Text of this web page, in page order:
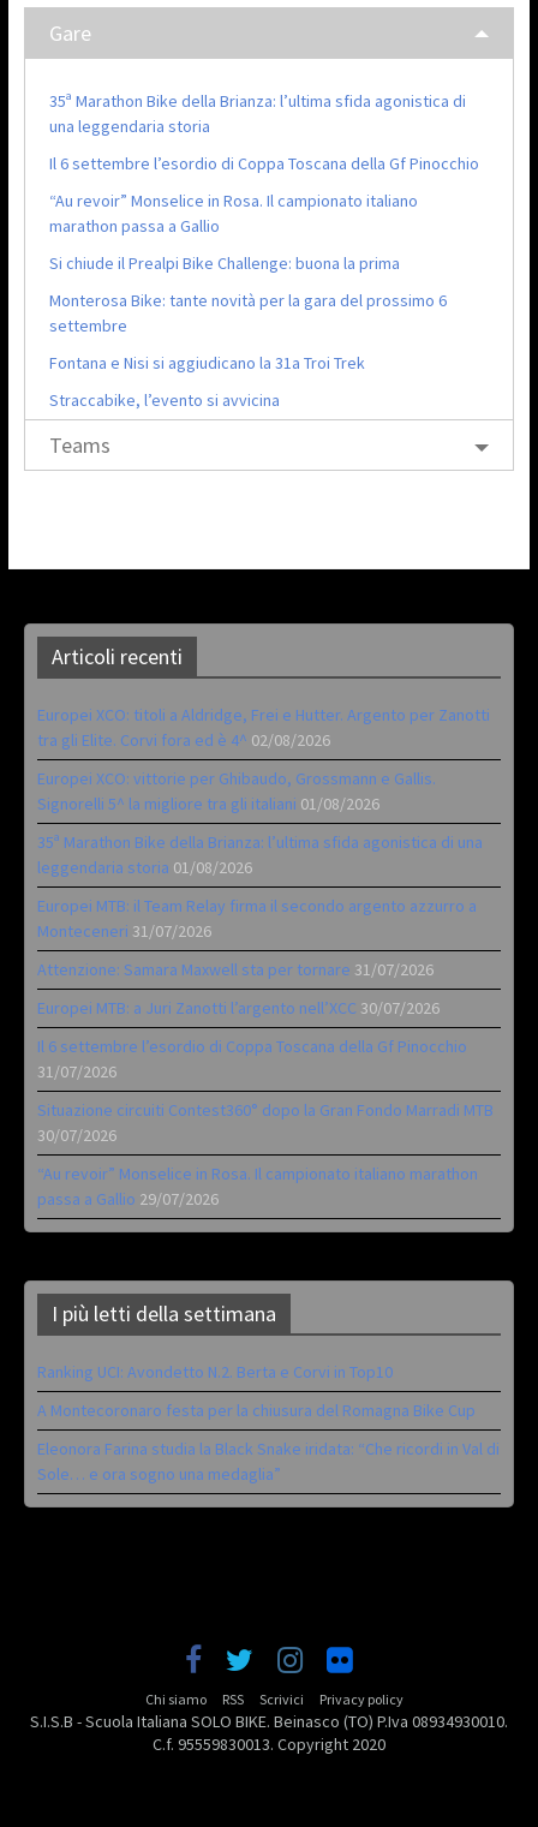
Gare
35ª Marathon Bike della Brianza: l’ultima sfida agonistica di
una leggendaria storia
Il 6 settembre l’esordio di Coppa Toscana della Gf Pinocchio
“Au revoir” Monselice in Rosa. Il campionato italiano
marathon passa a Gallio
Si chiude il Prealpi Bike Challenge: buona la prima
Monterosa Bike: tante novità per la gara del prossimo 6
settembre
Fontana e Nisi si aggiudicano la 31a Troi Trek
Straccabike, l’evento si avvicina
Teams
Articoli recenti
Europei XCO: titoli a Aldridge, Frei e Hutter. Argento per Zanotti
tra gli Elite. Corvi fora ed è 4^ 02/08/2026
Europei XCO: vittorie per Ghibaudo, Grossmann e Gallis.
Signorelli 5^ la migliore tra gli italiani 01/08/2026
35ª Marathon Bike della Brianza: l’ultima sfida agonistica di una
leggendaria storia 01/08/2026
Europei MTB: il Team Relay firma il secondo argento azzurro a
Monteceneri 31/07/2026
Attenzione: Samara Maxwell sta per tornare 31/07/2026
Europei MTB: a Juri Zanotti l’argento nell’XCC 30/07/2026
Il 6 settembre l’esordio di Coppa Toscana della Gf Pinocchio
31/07/2026
Situazione circuiti Contest360° dopo la Gran Fondo Marradi MTB
30/07/2026
“Au revoir” Monselice in Rosa. Il campionato italiano marathon
passa a Gallio 29/07/2026
I più letti della settimana
Ranking UCI: Avondetto N.2. Berta e Corvi in Top10
A Montecoronaro festa per la chiusura del Romagna Bike Cup
Eleonora Farina studia la Black Snake iridata: “Che ricordi in Val di
Sole… e ora sogno una medaglia”
Chi siamo RSS Scrivici Privacy policy
S.I.S.B - Scuola Italiana SOLO BIKE. Beinasco (TO) P.Iva 08934930010.
C.f. 95559830013. Copyright 2020